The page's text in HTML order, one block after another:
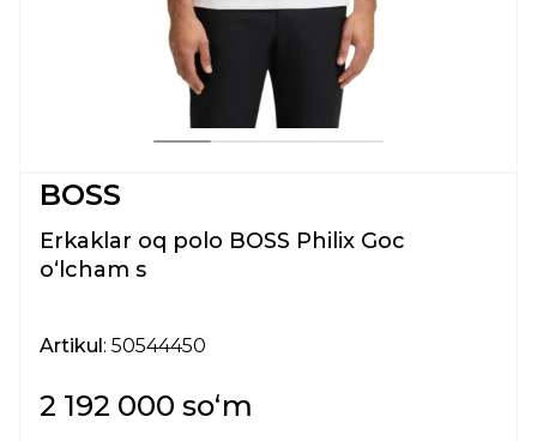
BOSS
Erkaklar oq polo BOSS Philix Goc
oʻlcham s
Artikul: 50544450
2 192 000 soʻm